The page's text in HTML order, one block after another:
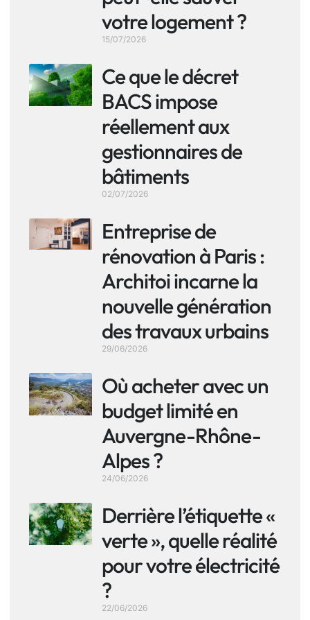
votre logement ?
15/07/2026
Ce que le décret
BACS impose
réellement aux
gestionnaires de
bâtiments
02/07/2026
Entreprise de
rénovation à Paris :
Architoi incarne la
nouvelle génération
des travaux urbains
29/06/2026
Où acheter avec un
budget limité en
Auvergne-Rhône-
Alpes ?
24/06/2026
Derrière l’étiquette «
verte », quelle réalité
pour votre électricité
?
22/06/2026